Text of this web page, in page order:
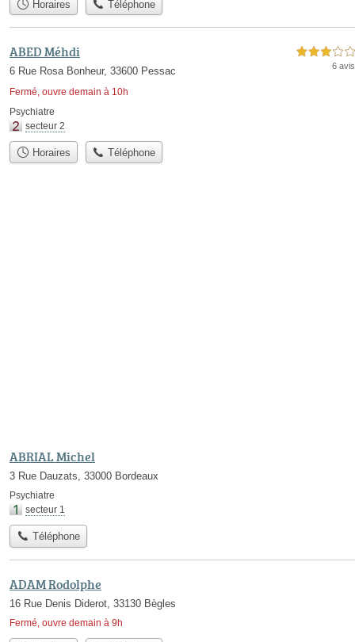
Horaires Téléphone
ABED Méhdi
6 Rue Rosa Bonheur, 33600 Pessac
Fermé, ouvre demain à 10h
3,0 étoiles sur 5
6 avis
Psychiatre
secteur 2
Horaires Téléphone
ABRIAL Michel
3 Rue Dauzats, 33000 Bordeaux
Psychiatre
secteur 1
Téléphone
ADAM Rodolphe
16 Rue Denis Diderot, 33130 Bègles
Fermé, ouvre demain à 9h